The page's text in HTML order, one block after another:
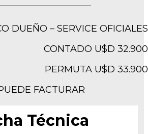
DUEÑO – SERVICE OFICIALES
CONTADO U$D 32.900
PERMUTA U$D 33.900
FACTURAR
Técnica